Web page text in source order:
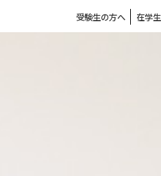
受験生の方へ 在学